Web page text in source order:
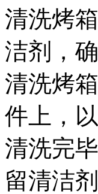
清洗烤
洁剂，
清洗烤
件上，
清洗完
留清洁剂